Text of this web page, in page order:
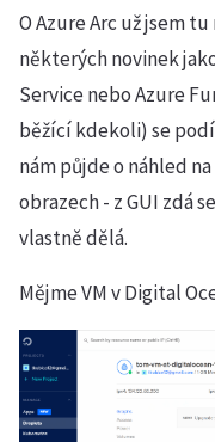
O Azure Arc už jsem
některých novinek
Service nebo Azure
běžící kdekoli) se
nám půjde o náhled
obrazech - z GUI zdá
vlastně dělá.
Mějme VM v Digital